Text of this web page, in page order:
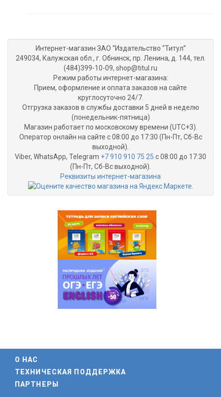
Интернет-магазин ЗАО “Издательство “Титул”
249034, Калужская обл., г. Обнинск, пр. Ленина, д. 144, тел.
(484)399-10-09, shop@titul.ru
Режим работы интернет-магазина:
Прием, оформление и оплата заказов на сайте
круглосуточно 24/7.
Отгрузка заказов в службы доставки 5 дней в неделю
(понедельник-пятница)
Магазин работает по московскому времени (UTC+3).
Оператор онлайн на сайте с 08:00 до 17:30 (Пн-Пт, Сб-Вс
выходной).
Viber, WhatsApp, Telegram +7 910 910 75 25 с 08:00 до 17:30
(Пн-Пт, Сб-Вс выходной).
Реквизиты интернет-магазина
О НАС
ТЕХНИЧЕСКАЯ ПОДДЕРЖКА
ПАРТНЕРЫ